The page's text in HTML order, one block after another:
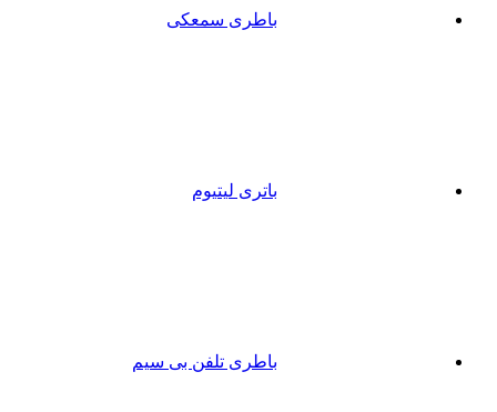
باطری سمعکی
باتری لیتیوم
باطری تلفن بی سیم